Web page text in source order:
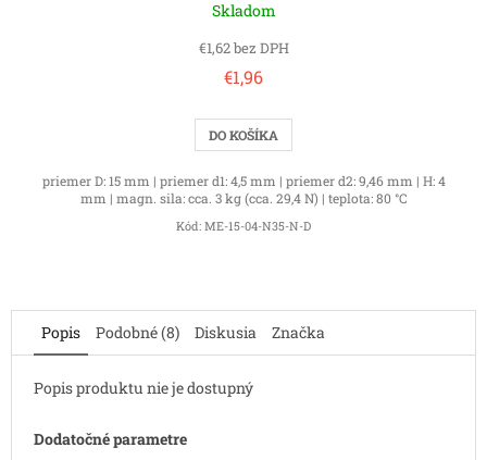
Skladom
€1,62 bez DPH
€1,96
DO KOŠÍKA
priemer D: 15 mm | priemer d1: 4,5 mm | priemer d2: 9,46 mm | H: 4
mm | magn. sila: cca. 3 kg (cca. 29,4 N) | teplota: 80 °C
Kód: ME-15-04-N35-N-D
Popis Podobné (8) Diskusia Značka
Popis produktu nie je dostupný
Dodatočné parametre